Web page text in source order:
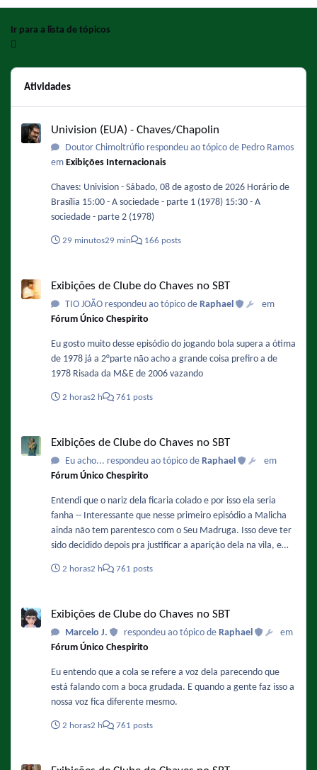
Ir para a lista de tópicos
Atividades
Univision (EUA) - Chaves/Chapolin
Doutor Chimoltrúfio respondeu ao tópico de Pedro Ramos
em Exibições Internacionais
Chaves: Univision - Sábado, 08 de agosto de 2026 Horário de
Brasília 15:00 - A sociedade - parte 1 (1978) 15:30 - A
sociedade - parte 2 (1978)
29 minutos29 min 166 posts
Exibições de Clube do Chaves no SBT
TIO JOÃO respondeu ao tópico de Raphael
em
Fórum Único Chespirito
Eu gosto muito desse episódio do jogando bola supera a ótima
de 1978 já a 2°parte não acho a grande coisa prefiro a de
1978 Risada da M&E de 2006 vazando
2 horas2 h 761 posts
Exibições de Clube do Chaves no SBT
Eu acho... respondeu ao tópico de Raphael
em
Fórum Único Chespirito
Entendi que o nariz dela ficaria colado e por isso ela seria
fanha -- Interessante que nesse primeiro episódio a Malicha
ainda não tem parentesco com o Seu Madruga. Isso deve ter
sido decidido depois pra justificar a aparição dela na vila, e
Chiquinha nos remakes.
2 horas2 h 761 posts
Exibições de Clube do Chaves no SBT
Marcelo J. respondeu ao tópico de Raphael
em
Fórum Único Chespirito
Eu entendo que a cola se refere a voz dela parecendo que
está falando com a boca grudada. E quando a gente faz isso a
nossa voz fica diferente mesmo.
2 horas2 h 761 posts